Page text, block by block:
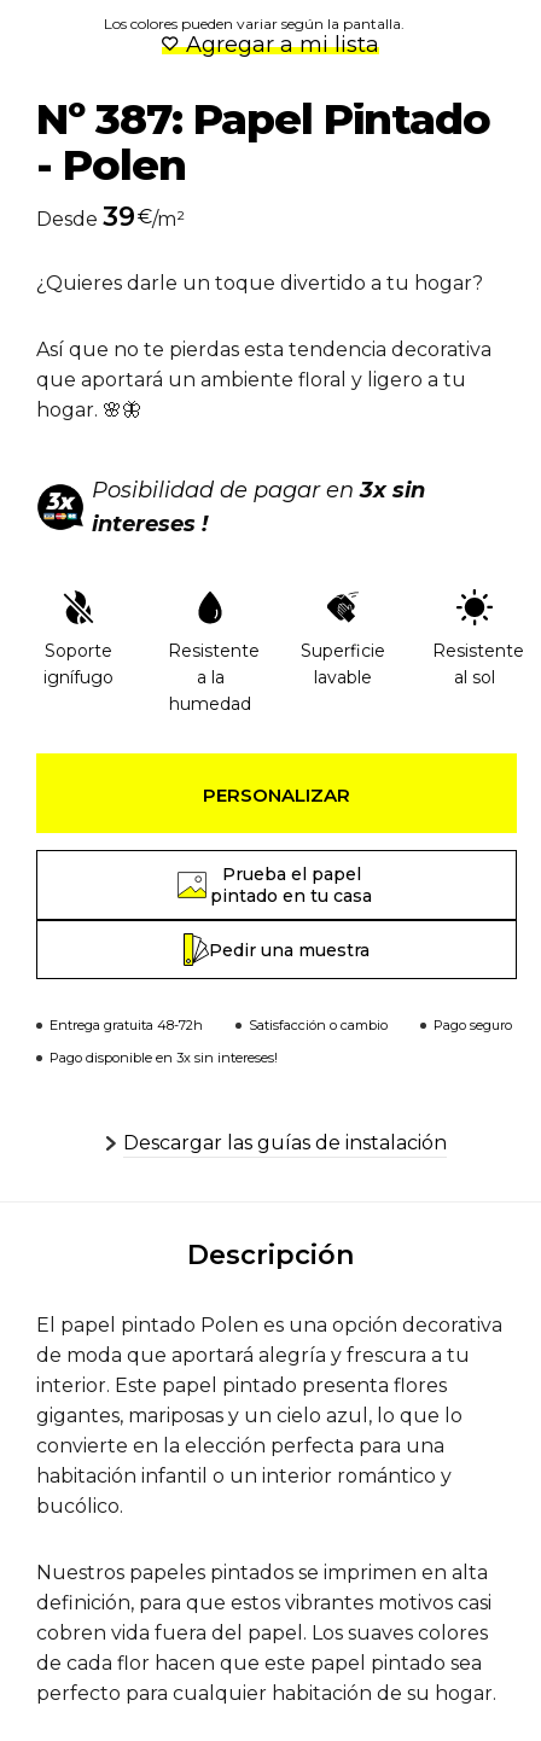
Los colores pueden variar según la pantalla.
Agregar a mi lista
Nº 387: Papel Pintado
- Polen
Desde 39€/m²
¿Quieres darle un toque divertido a tu hogar?
Así que no te pierdas esta tendencia decorativa
que aportará un ambiente floral y ligero a tu
hogar. 🌸🦋
Posibilidad de pagar en3x sin
intereses !
Soporte
ignífugo
Resistente
a la
humedad
Superficie
lavable
Resistente
al sol
PERSONALIZAR
Prueba el papel
pintado en tu casa
Pedir una muestra
Entrega gratuita 48-72h Satisfacción o cambio
Pago seguro
Pago disponible en 3x sin intereses!
Descargar las guías de instalación
Descripción
El papel pintado Polen es una opción decorativa
de moda que aportará alegría y frescura a tu
interior. Este papel pintado presenta flores
gigantes, mariposas y un cielo azul, lo que lo
convierte en la elección perfecta para una
habitación infantil o un interior romántico y
bucólico.
Nuestros papeles pintados se imprimen en alta
definición, para que estos vibrantes motivos casi
cobren vida fuera del papel. Los suaves colores
de cada flor hacen que este papel pintado sea
perfecto para cualquier habitación de su hogar.